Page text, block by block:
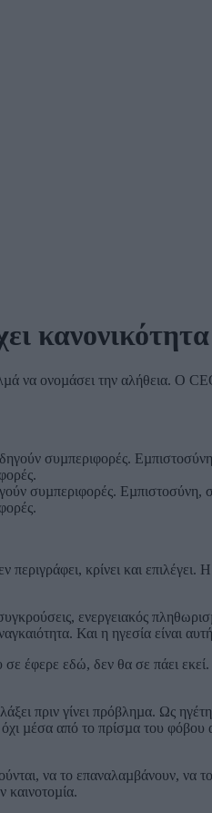
κανονικότητα
να ονοµάσει την αλήθεια.
συµπεριφορές. Εµπιστοσύνη,
κρίνει και επιλέγει. Η
ενεργειακός
Και η ηγεσία είναι
έφερε εδώ, δεν θα σε πάει εκεί.
πριν γίνει πρόβληµα. Ως
µέσα από το πρίσµα του
να το επαναλαµβάνουν, να
καινοτοµία.